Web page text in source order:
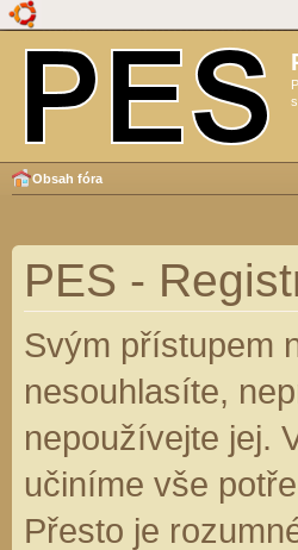
Obsah fóra
PES -
Svým přístupem
nesouhlasíte,
nepoužívejte jej.
učiníme vše
Přesto je